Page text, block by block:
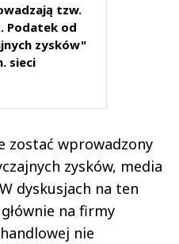
tzw.
Podatek od
zysków"
sieci
zostać wprowadzony
zysków, media
dyskusjach na ten
na firmy
nie